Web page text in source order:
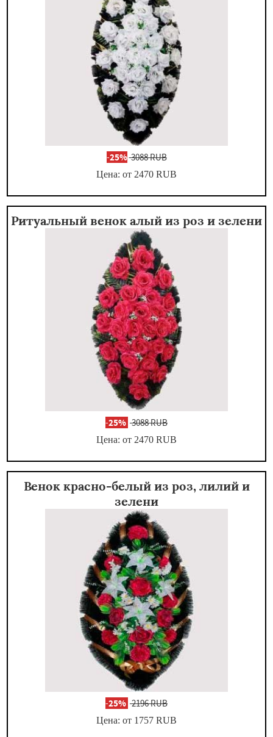
-25%3088 RUB
Цена: от 2470 RUB
Ритуальный венок алый из роз и зелени
-25% 3088 RUB
Цена: от 2470 RUB
Венок красно-белый из роз, лилий и
зелени
-25% 2196 RUB
Цена: от 1757 RUB